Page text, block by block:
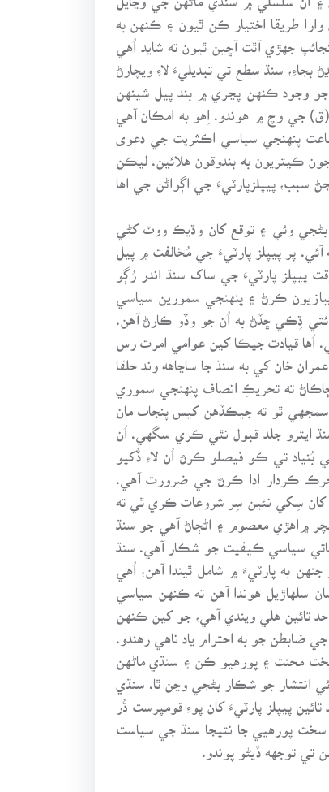
طريقا اختيار ڪن ٿيون ۽ ڪنهن به
جهڙي آٿت آڇين ٿيون ته شايد اُهي
سنڌ سطع تي تبديليءَ لاءِ ويچارڻ
وجود ڪنهن پڃري ۾ بند پيل شينهن
جي وچ ۾ هوندو. اِهو به امڪان آهي
پنهنجي سياسي اڪثريت جي دعوى
ڪيتريون به بندوقون هلائين. ليڪن
سبب، پيپلزپارٽيءَ جي اڳواڻن جي اها
پارٽي بڻجي وئي ۽ توقع کان وڌيڪ ووٽ کڻي
پر پيپلز پارٽيءَ جي مُخالفت ۾ پيل
پيپلز پارٽيءَ جي ساک سنڌ اندر رُڳو
ڪرڻ ۽ پنهنجي سمورين سياسي
ڌِڪي ڇڏڻ به اُن جو وڏو ڪارڻ آهن.
اُها قيادت جيڪا کين عوامي امرت رس
خان کي به سنڌ جا ساڃاهه وند حلقا
ته تحريڪِ انصاف پنهنجي سموري
سمجهي ٿو ته جيڪڏهن کيس پنجاب مان
ايترو جلد قبول نٿي ڪري سگهي. اُن
تي ڪو فيصلو ڪرڻ اُن لاءِ ڏُکيو
ڪردار ادا ڪرڻ جي ضرورت آهي.
سِکي نئين سِر شروعات ڪري ٿي ته
۾اهڙي معصوم ۽ اڻڄاڻ آهي جو سنڌ
سياسي ڪيفيت جو شڪار آهي. سنڌ
به پارٽيءَ ۾ شامل ٿيندا آهن، اُهي
سلهاڙيل هوندا آهن ته ڪنهن سياسي
تائين هلي ويندي آهي، جو کين ڪنهن
ضابطن جو به احترام ياد ناهي رهندو.
محنت ۽ پورهيو ڪن ۽ سنڌي ماڻهن
انتشار جو شڪار بڻجي وڃن ٿا. سنڌي
پيپلز پارٽيءَ کان پوءِ قومپرست ڌُر
پورهيي جا نتيجا سنڌ جي سياست
تي توجهه ڏيڻو پوندو.